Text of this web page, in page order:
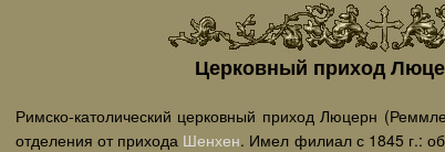
Церковный приход
Римско-католический церковный приход Люцерн
отделения от прихода Шенхен. Имел филиал с 1845 г.: